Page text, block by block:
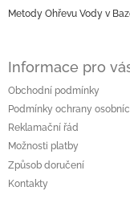
Metody Ohřevu Vody v
Informace pro
Obchodní podmínky
Podmínky ochrany
Reklamační řád
Možnosti platby
Způsob doručení
Kontakty